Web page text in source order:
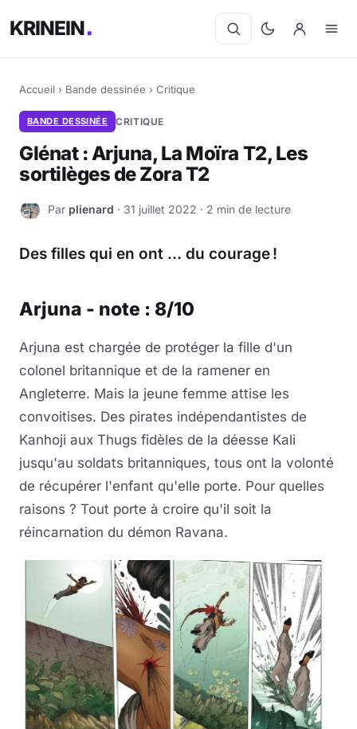
KRINEIN
Accueil › Bande dessinée › Critique
BANDE DESSINÉE CRITIQUE
Glénat : Arjuna, La Moïra T2, Les
sortilèges de Zora T2
P Par plienard · 31 juillet 2022 · 2 min de lecture
Des filles qui en ont … du courage !
Arjuna - note : 8/10
Arjuna est chargée de protéger la fille d'un
colonel britannique et de la ramener en
Angleterre. Mais la jeune femme attise les
convoitises. Des pirates indépendantistes de
Kanhoji aux Thugs fidèles de la déesse Kali
jusqu'au soldats britanniques, tous ont la volonté
de récupérer l'enfant qu'elle porte. Pour quelles
raisons ? Tout porte à croire qu'il soit la
réincarnation du démon Ravana.